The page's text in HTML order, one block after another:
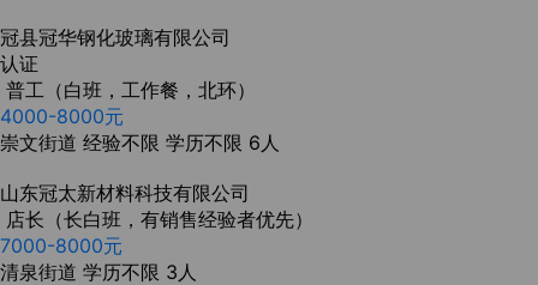
冠县冠华钢化玻璃有限公司
认证
普工（白班，工作餐，北环）
4000-8000元
崇文街道 经验不限 学历不限 6人
山东冠太新材料科技有限公司
店长（长白班，有销售经验者优先）
7000-8000元
清泉街道 学历不限 3人